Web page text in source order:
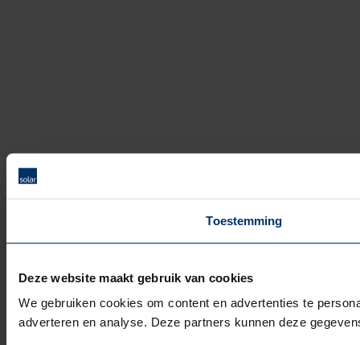
Toestemming
Deze website maakt gebruik van cookies
We gebruiken cookies om content en advertenties te
adverteren en analyse. Deze partners kunnen deze